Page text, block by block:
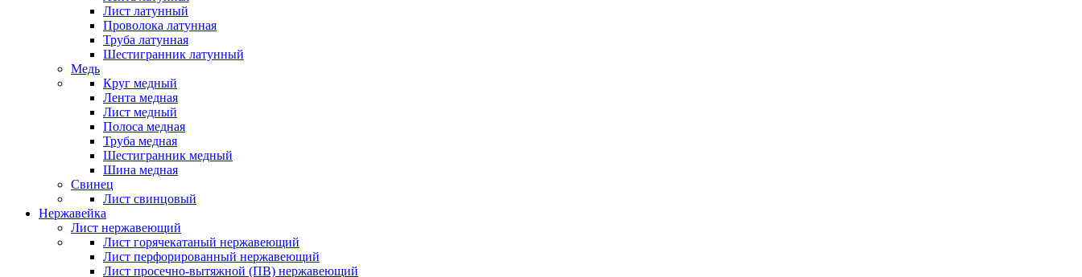
Лист латунный
Проволока латунная
Труба латунная
Шестигранник латунный
Медь
Круг медный
Лента медная
Лист медный
Полоса медная
Труба медная
Шестигранник медный
Шина медная
Свинец
Лист свинцовый
Нержавейка
Лист нержавеющий
Лист горячекатаный нержавеющий
Лист перфорированный нержавеющий
Лист просечно-вытяжной (ПВ) нержавеющий